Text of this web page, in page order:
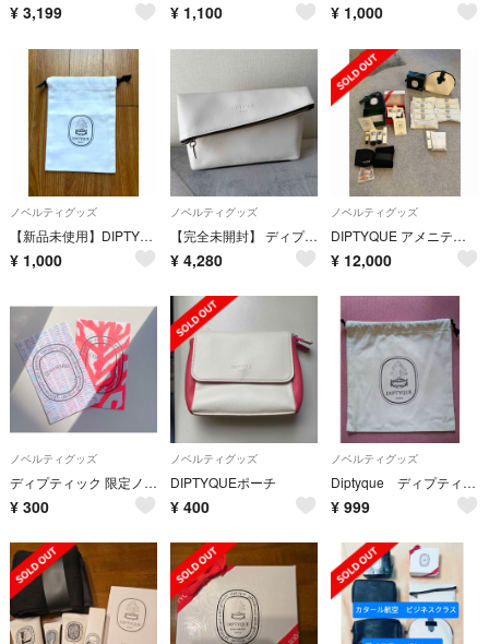
¥ 3,199 ¥ 1,100 ¥ 1,000
ノベルティグッズ
【新品未使用】DIPTYQUE ディプティック 香水用 巾着 ホワイト
¥ 1,000
ノベルティグッズ
【完全未開封】 ディプティック ポーチ&アメニティ7個入り
¥ 4,280
ノベルティグッズ
DIPTYQUE アメニティセット
¥ 12,000
ノベルティグッズ
ディプティック 限定ノベルティ ムエット
¥ 300
ノベルティグッズ
DIPTYQUEポーチ
¥ 400
ノベルティグッズ
Diptyque ディプティック 巾着ポーチ 巾着袋 大 ノベルティ
¥ 999